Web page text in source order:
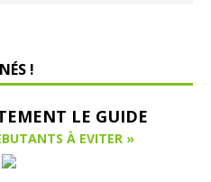
!
LE GUIDE
À EVITER »